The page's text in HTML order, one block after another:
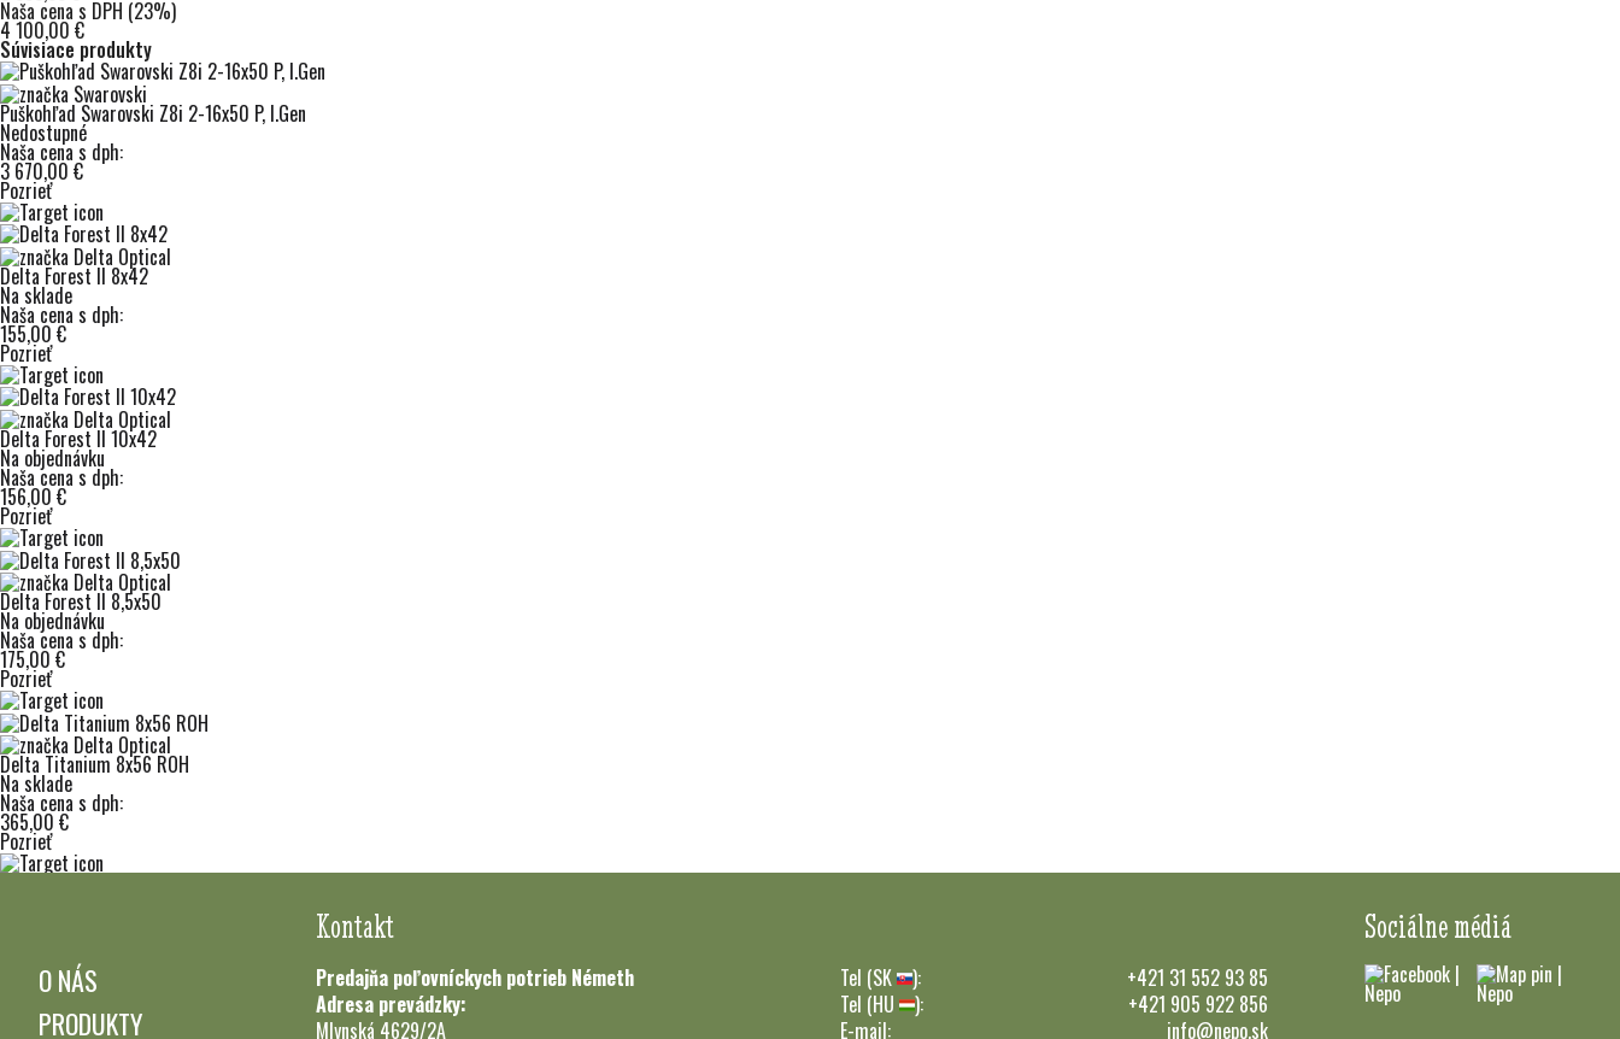
Naša cena s DPH (23%)
4 100,00 €
Súvisiace produkty
Puškohľad Swarovski Z8i 2-16x50 P, I.Gen
Nedostupné
Naša cena s dph:
3 670,00 €
Pozrieť
Delta Forest II 8x42
Na sklade
Naša cena s dph:
155,00 €
Pozrieť
Delta Forest II 10x42
Na objednávku
Naša cena s dph:
156,00 €
Pozrieť
Delta Forest II 8,5x50
Na objednávku
Naša cena s dph:
175,00 €
Pozrieť
Delta Titanium 8x56 ROH
Na sklade
Naša cena s dph:
365,00 €
Pozrieť
O NÁS
PRODUKTY
Kontakt
Predajňa poľovníckych potrieb Németh
Adresa prevádzky:
Mlynská 4629/2A
Tel (SK ):
+421 31 552 93 85
Tel (HU
):
+421 905 922 856
E-mail:
info@nepo.sk
Sociálne médiá